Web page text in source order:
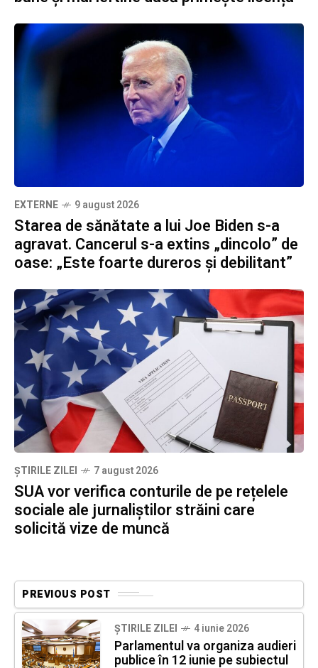
EXTERNE 9 august 2026
Starea de sănătate a lui Joe Biden s-a
agravat. Cancerul s-a extins „dincolo” de
oase: „Este foarte dureros și debilitant”
ȘTIRILE ZILEI 7 august 2026
SUA vor verifica conturile de pe rețelele
sociale ale jurnaliștilor străini care
solicită vize de muncă
PREVIOUS POST
ȘTIRILE ZILEI 4 iunie 2026
Parlamentul va organiza audieri
publice în 12 iunie pe subiectul